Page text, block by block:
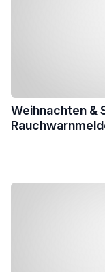
Weihnachten &